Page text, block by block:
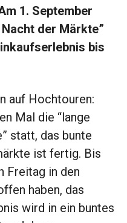
1. September
der Märkte”
bis
auf Hochtouren:
Mal die “lange
statt, das bunte
ist fertig. Bis
Freitag in den
haben, das
wird in ein buntes